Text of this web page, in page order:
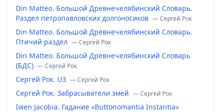
Din Matteo. Большой Древнечелябинский Словарь.
Раздел петропавловских долгоносиков — Сергей Рок
Din Matteo. Большой Древнечелябинский Словарь.
Птичий раздел — Сергей Рок
Din Matteo. Большой Древнечелябинский Словарь
(БДС) — Сергей Рок
Сергей Рок. U3 — Сергей Рок
Сергей Рок. Забрасыватели змей — Сергей Рок
Iwen Jacobia. Гадание «Buttonomantia Instantia»